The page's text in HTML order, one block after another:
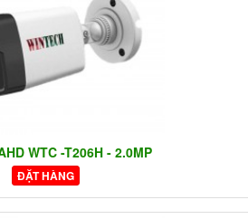
WTC -T206H - 2.0MP
ĐẶT HÀNG